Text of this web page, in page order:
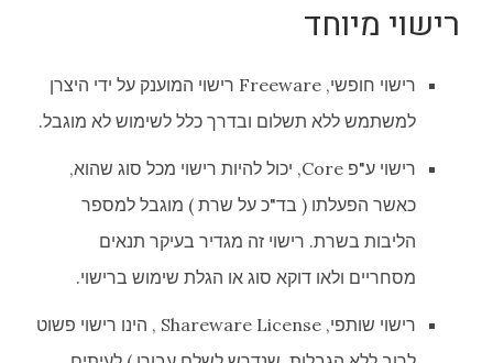
רישוי מיוחד
רישוי חופשי, Freeware רישוי המוענק על ידי היצרן
למשתמש ללא תשלום ובדרך כלל לשימוש לא מוגבל.
רישוי ע"פ Core, יכול להיות רישוי מכל סוג שהוא,
כאשר הפעלתו ( בד"כ על שרת ) מוגבל למספר
הליבות בשרת. רישוי זה מגדיר בעיקר תנאים
מסחריים ולאו דוקא סוג או הגלת שימוש ברישוי.
רישוי שותפי, Shareware License , הינו רישוי פשוט